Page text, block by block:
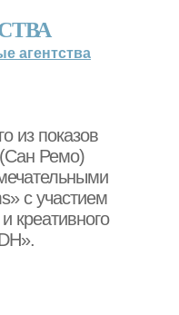
агентства
из показов
(Сан Ремо)
с участием
креативного